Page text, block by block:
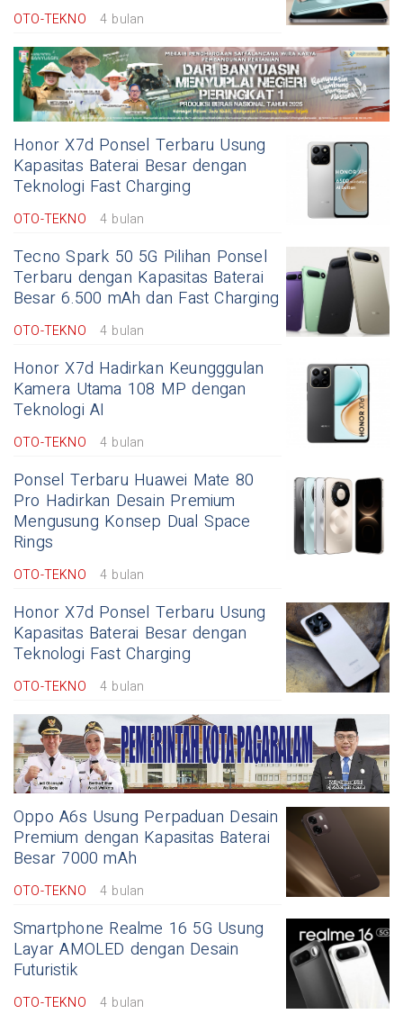
OTO-TEKNO 4 bulan
Honor X7d Ponsel Terbaru Usung
Kapasitas Baterai Besar dengan
Teknologi Fast Charging
OTO-TEKNO 4 bulan
Tecno Spark 50 5G Pilihan Ponsel
Terbaru dengan Kapasitas Baterai
Besar 6.500 mAh dan Fast Charging
OTO-TEKNO 4 bulan
Honor X7d Hadirkan Keungggulan
Kamera Utama 108 MP dengan
Teknologi AI
OTO-TEKNO 4 bulan
Ponsel Terbaru Huawei Mate 80
Pro Hadirkan Desain Premium
Mengusung Konsep Dual Space
Rings
OTO-TEKNO 4 bulan
Honor X7d Ponsel Terbaru Usung
Kapasitas Baterai Besar dengan
Teknologi Fast Charging
OTO-TEKNO 4 bulan
Oppo A6s Usung Perpaduan Desain
Premium dengan Kapasitas Baterai
Besar 7000 mAh
OTO-TEKNO 4 bulan
Smartphone Realme 16 5G Usung
Layar AMOLED dengan Desain
Futuristik
OTO-TEKNO 4 bulan